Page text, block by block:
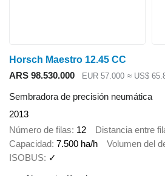
Horsch Maestro 12.45 CC
ARS 98.530.000
EUR 57.000 ≈ US$
Sembradora de precisión neumática
2013
Número de filas 12 Distancia entre
Capacidad 7.500 ha/h Volumen del
ISOBUS ✓